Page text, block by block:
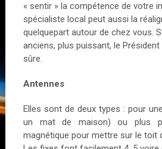
« sentir » la compétence de votre
spécialiste local peut aussi la
quelquepart autour de chez vous.
anciens, plus puissant, le
sûre.
Antennes
Elles sont de deux types : pour
un mat de maison) ou plus
magnétique pour mettre sur le toit